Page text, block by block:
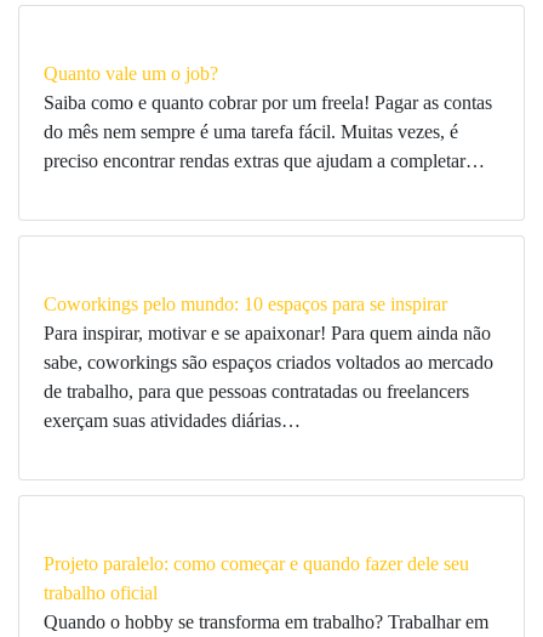
Quanto vale um o job?
Saiba como e quanto cobrar por um freela! Pagar as contas
do mês nem sempre é uma tarefa fácil. Muitas vezes, é
preciso encontrar rendas extras que ajudam a completar…
Coworkings pelo mundo: 10 espaços para se inspirar
Para inspirar, motivar e se apaixonar! Para quem ainda não
sabe, coworkings são espaços criados voltados ao mercado
de trabalho, para que pessoas contratadas ou freelancers
exerçam suas atividades diárias…
Projeto paralelo: como começar e quando fazer dele seu
trabalho oficial
Quando o hobby se transforma em trabalho? Trabalhar em